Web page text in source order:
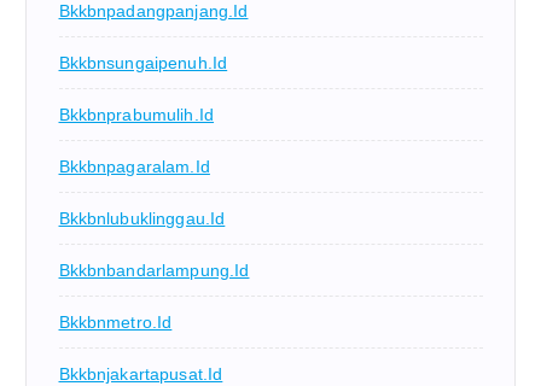
Bkkbnpadangpanjang.id
Bkkbnsungaipenuh.id
Bkkbnprabumulih.id
Bkkbnpagaralam.id
Bkkbnlubuklinggau.id
Bkkbnbandarlampung.id
Bkkbnmetro.id
Bkkbnjakartapusat.id